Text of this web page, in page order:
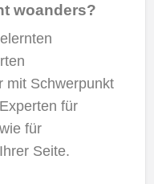
woanders?
mit Schwerpunkt
für
für
Seite.